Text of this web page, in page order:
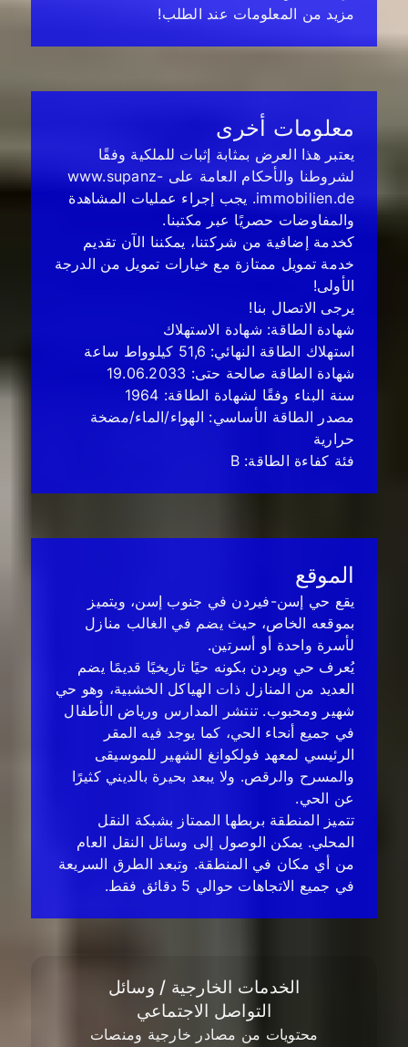
مزيد من المعلومات عند الطلب!
معلومات أخرى
يعتبر هذا العرض بمثابة إثبات للملكية وفقًا
لشروطنا والأحكام العامة على www.supanz-
immobilien.de. يجب إجراء عمليات المشاهدة
والمفاوضات حصريًا عبر مكتبنا.
كخدمة إضافية من شركتنا، يمكننا الآن تقديم
خدمة تمويل ممتازة مع خيارات تمويل من الدرجة
الأولى!
يرجى الاتصال بنا!
شهادة الطاقة: شهادة الاستهلاك
استهلاك الطاقة النهائي: 51,6 كيلوواط ساعة
شهادة الطاقة صالحة حتى: 19.06.2033
سنة البناء وفقًا لشهادة الطاقة: 1964
مصدر الطاقة الأساسي: الهواء/الماء/مضخة
حرارية
فئة كفاءة الطاقة: B
الموقع
يقع حي إسن-فيردن في جنوب إسن، ويتميز
بموقعه الخاص، حيث يضم في الغالب منازل
لأسرة واحدة أو أسرتين.
يُعرف حي ويردن بكونه حيًا تاريخيًا قديمًا يضم
العديد من المنازل ذات الهياكل الخشبية، وهو حي
شهير ومحبوب. تنتشر المدارس ورياض الأطفال
في جميع أنحاء الحي، كما يوجد فيه المقر
الرئيسي لمعهد فولكوانغ الشهير للموسيقى
والمسرح والرقص. ولا يبعد بحيرة بالديني كثيرًا
عن الحي.
تتميز المنطقة بربطها الممتاز بشبكة النقل
المحلي. يمكن الوصول إلى وسائل النقل العام
من أي مكان في المنطقة. وتبعد الطرق السريعة
في جميع الاتجاهات حوالي 5 دقائق فقط.
الخدمات الخارجية / وسائل
التواصل الاجتماعي
محتويات من مصادر خارجية ومنصات